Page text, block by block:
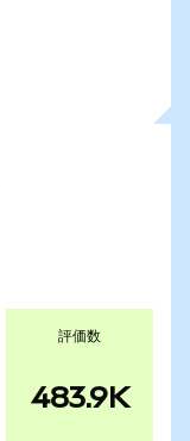
評価数
483.9K